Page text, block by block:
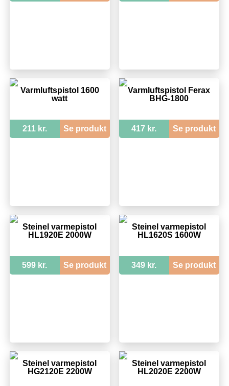
Varmluftspistol 1600
watt
211 kr. Se produkt
Varmluftspistol Ferax
BHG-1800
417 kr. Se produkt
Steinel varmepistol
HL1920E 2000W
599 kr. Se produkt
Steinel varmepistol
HL1620S 1600W
349 kr. Se produkt
Steinel varmepistol
HG2120E 2200W
Steinel varmepistol
HL2020E 2200W